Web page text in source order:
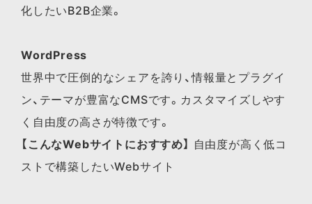
化したいB2B企業。
WordPress
世界中で圧倒的なシェアを誇り、情報量とプラグイ
ン、テーマが豊富なCMSです。カスタマイズしやす
く自由度の高さが特徴です。
【こんなWebサイトにおすすめ】
自由度が高く低コ
ストで構築したいWebサイト